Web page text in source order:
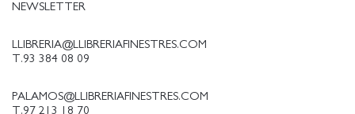
LLIBRERIA@LLIBRERIAFINESTRES.COM
T.93 384 08 09
PALAMOS@LLIBRERIAFINESTRES.COM
T.97 213 18 70
NEWSLETTER